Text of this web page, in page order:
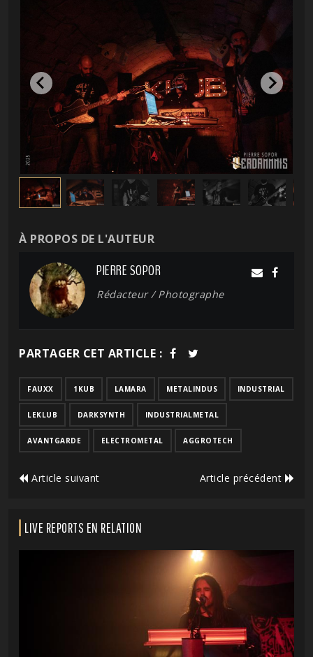
À PROPOS DE L'AUTEUR
PIERRE SOPOR
Rédacteur / Photographe
PARTAGER CET ARTICLE :
FAUXX 1KUB LAMARA METALINDUS INDUSTRIAL
LEKLUB DARKSYNTH INDUSTRIALMETAL
AVANTGARDE ELECTROMETAL AGGROTECH
Article suivant Article précédent
LIVE REPORTS EN RELATION